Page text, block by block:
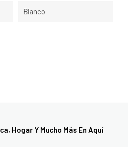
Blanco
Hogar Y Mucho Más En Aquí